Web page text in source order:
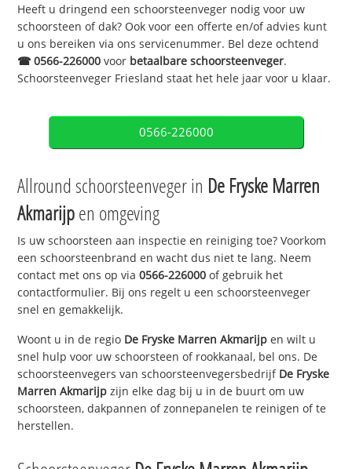
Heeft u dringend een schoorsteenveger nodig voor uw
schoorsteen of dak? Ook voor een offerte en/of advies kunt
u ons bereiken via ons servicenummer. Bel deze ochtend
☎0566-226000 voor betaalbare schoorsteenveger.
Schoorsteenveger Friesland staat het hele jaar voor u klaar.
0566-226000
Allround schoorsteenveger in De Fryske Marren
Akmarijpen omgeving
Is uw schoorsteen aan inspectie en reiniging toe? Voorkom
een schoorsteenbrand en wacht dus niet te lang. Neem
contact met ons op via0566-226000 of gebruik het
contactformulier. Bij ons regelt u een schoorsteenveger
snel en gemakkelijk.
Woont u in de regio De Fryske Marren Akmarijp en wilt u
snel hulp voor uw schoorsteen of rookkanaal, bel ons. De
schoorsteenvegers van schoorsteenvegersbedrijf De Fryske
Marren Akmarijp zijn elke dag bij u in de buurt om uw
schoorsteen, dakpannen of zonnepanelen te reinigen of te
herstellen.